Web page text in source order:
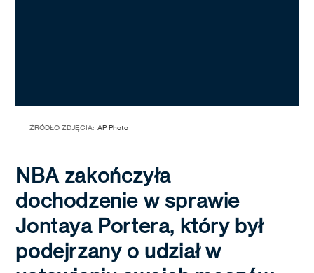
ŹRÓDŁO ZDJĘCIA: AP Photo
NBA zakończyła
dochodzenie w sprawie
Jontaya Portera, który był
podejrzany o udział w